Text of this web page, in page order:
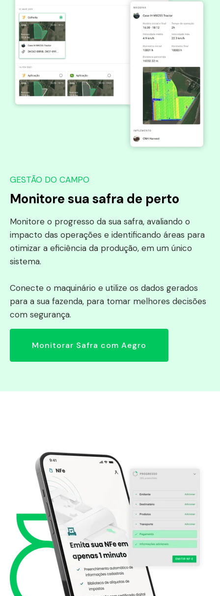
GESTÃO DO CAMPO
Monitore sua safra de perto
Monitore o progresso da sua safra, avaliando o
impacto das operações e identificando áreas para
otimizar a eficiência da produção, em um único
sistema.
Conecte o maquinário e utilize os dados gerados
para a sua fazenda, para tomar melhores decisões
com segurança.
Monitorar Safra com Aegro